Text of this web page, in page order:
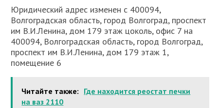
Юридический адрес изменен с 400094,
Волгоградская область, город Волгоград, проспект
им В.И.Ленина, дом 179 этаж цоколь, офис 7 на
400094, Волгоградская область, город Волгоград,
проспект им В.И.Ленина, дом 179 этаж 1,
помещение 6
Читайте также: Где находится реостат печки
на ваз 2110